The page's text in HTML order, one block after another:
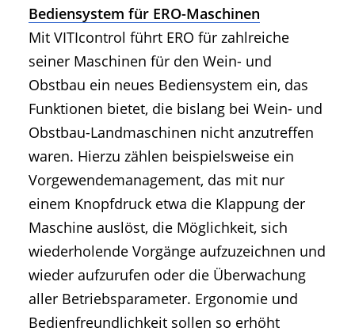
Bediensystem für ERO-Maschinen
Mit VITIcontrol führt ERO für zahlreiche
seiner Maschinen für den Wein- und
Obstbau ein neues Bediensystem ein, das
Funktionen bietet, die bislang bei Wein- und
Obstbau-Landmaschinen nicht anzutreffen
waren. Hierzu zählen beispielsweise ein
Vorgewendemanagement, das mit nur
einem Knopfdruck etwa die Klappung der
Maschine auslöst, die Möglichkeit, sich
wiederholende Vorgänge aufzuzeichnen und
wieder aufzurufen oder die Überwachung
aller Betriebsparameter. Ergonomie und
Bedienfreundlichkeit sollen so erhöht